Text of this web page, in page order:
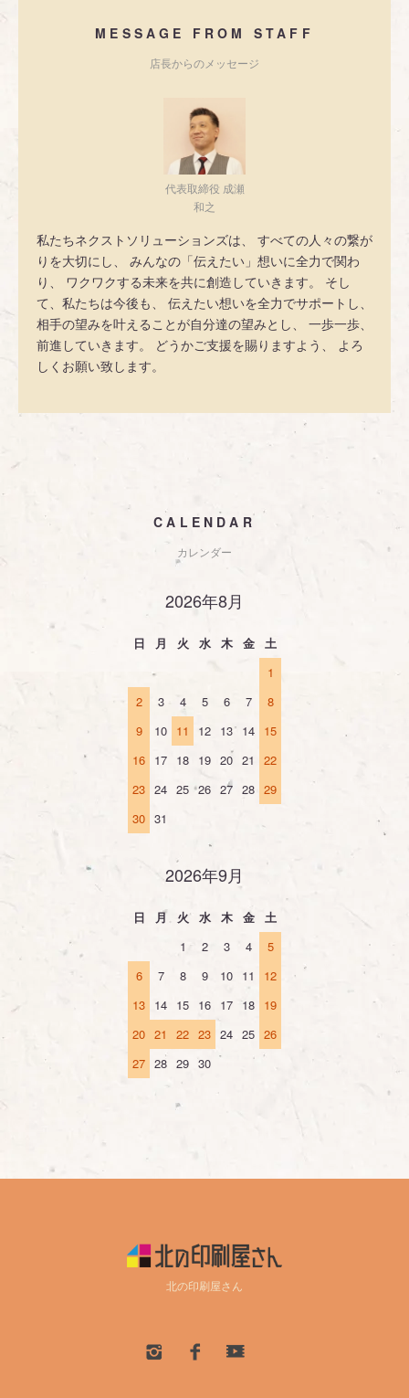
MESSAGE FROM STAFF
店長からのメッセージ
代表取締役 成瀬
和之
私たちネクストソリューションズは、 すべての人々の繋が
りを大切にし、 みんなの「伝えたい」想いに全力で関わ
り、 ワクワクする未来を共に創造していきます。 そし
て、私たちは今後も、 伝えたい想いを全力でサポートし、
相手の望みを叶えることが自分達の望みとし、 一歩一歩、
前進していきます。 どうかご支援を賜りますよう、 よろ
しくお願い致します。
CALENDAR
カレンダー
2026年8月
日 月 火 水 木 金
土
1
2
3 4 5 6 7
8
9
10 11 12 13 14 15
16 17 18 19 20 21
22
23 24 25 26 27 28 29
30 31
2026年9月
日 月 火 水 木 金
土
1
2 3 4
5
6
7 8 9 10 11
12
13 14 15 16 17 18 19
20 21 22 23 24 25 26
27 28 29 30
北の印刷屋さん